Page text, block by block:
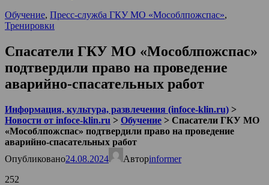
Обучение, Пресс-служба ГКУ МО «Мособлпожспас»,
Тренировки
Спасатели ГКУ МО «Мособлпожспас»
подтвердили право на проведение
аварийно-спасательных работ
Информация, культура, развлечения (infoce-klin.ru) >
Новости от infoce-klin.ru > Обучение > Спасатели ГКУ МО
«Мособлпожспас» подтвердили право на проведение
аварийно-спасательных работ
Опубликовано24.08.2024 Авторinformer
252